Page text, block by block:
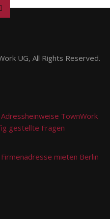
UG, All Rights Reserved.
Adressheinweise TownWork
gestellte Fragen
Firmenadresse mieten Berlin